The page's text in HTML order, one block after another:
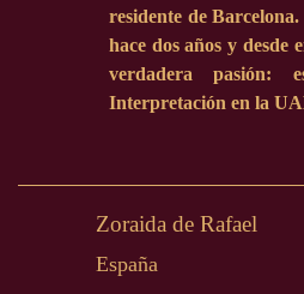
residente de
hace dos años y desde
verdadera pasión:
Interpretación en la
Zoraida de Rafael
España